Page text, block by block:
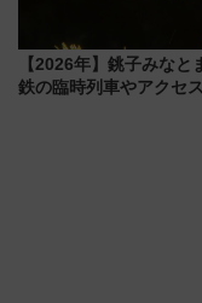
【2026年】銚子みな
鉄の臨時列車やアクセ